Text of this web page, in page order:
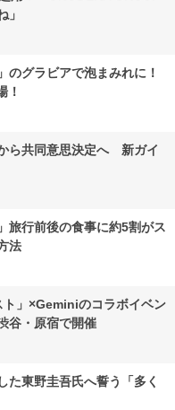
」
のグラビアで泡まみれに！
！
ら共同意思決定へ 新ガイ
旅行前後の食事に約5割がス
法
」×Geminiのコラボイベン
谷・原宿で開催
た東野圭吾氏へ誓う「多く